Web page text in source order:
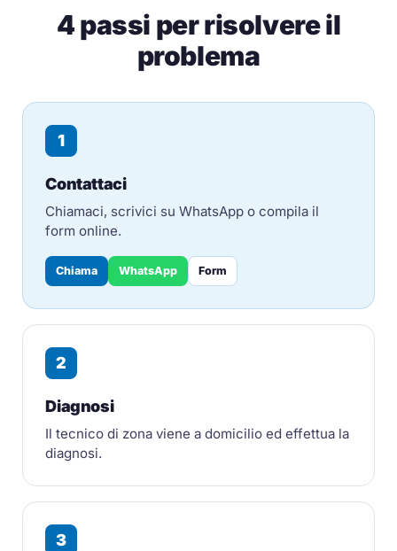
4 passi per risolvere il
problema
1
Contattaci
Chiamaci, scrivici su WhatsApp o compila il
form online.
Chiama WhatsApp Form
2
Diagnosi
Il tecnico di zona viene a domicilio ed effettua la
diagnosi.
3